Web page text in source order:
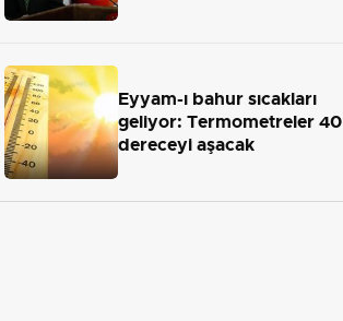
Eyyam-ı bahur sıcakları
geliyor: Termometreler 40
dereceyi aşacak